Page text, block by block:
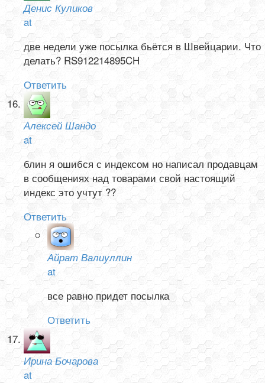
Денис Куликов
at
две недели уже посылка бьётся в Швейцарии. Что
делать? RS912214895CH
Ответить
Алексей Шандо
at
блин я ошибся с индексом но написал продавцам
в сообщениях над товарами свой настоящий
индекс это учтут ??
Ответить
Айрат Валиуллин
at
все равно придет посылка
Ответить
Ирина Бочарова
at